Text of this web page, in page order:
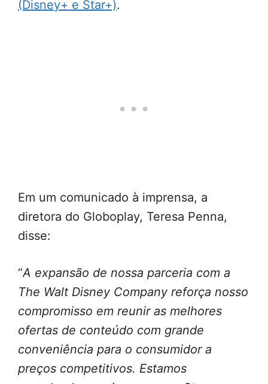
(Disney+ e Star+).
Em um comunicado à imprensa, a
diretora do Globoplay, Teresa Penna,
disse:
“A expansão de nossa parceria com a
The Walt Disney Company reforça nosso
compromisso em reunir as melhores
ofertas de conteúdo com grande
conveniência para o consumidor a
preços competitivos. Estamos